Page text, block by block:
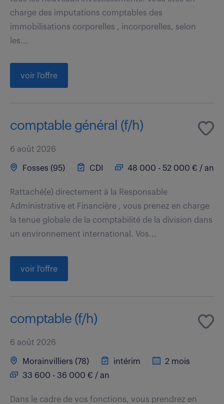
charge des imputations comptables des
immobilisations corporelles , incorporelles, selon
les...
voir l'offre
comptable général (f/h)
6 août 2026
Fosses (95) CDI 48 000 - 52 000 € / an
Rattaché(e) directement à la Responsable
Administrative et Financière , vous prenez en charge
la tenue globale de la comptabilité de la division dans
un environnement international. Vos...
voir l'offre
comptable (f/h)
6 août 2026
Morainvilliers (78) intérim
2 mois
33 600 - 36 000 € / an
Dans le cadre de vos fonctions, vous prendrez en